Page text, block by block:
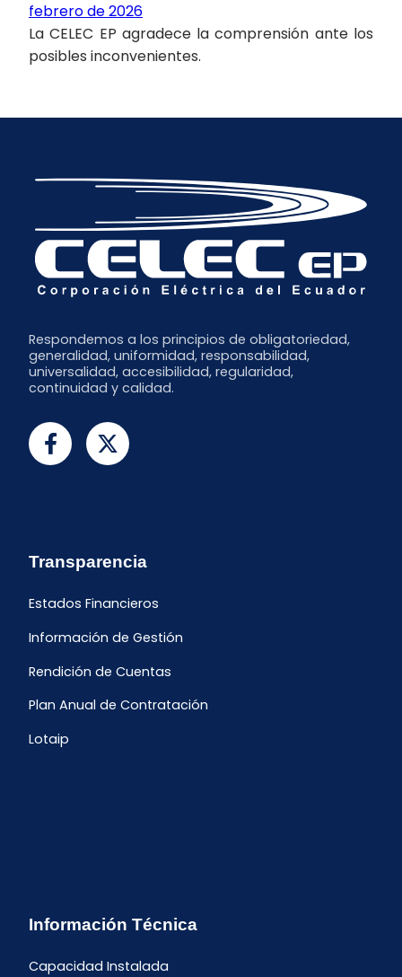
febrero de 2026
La CELEC EP agradece la comprensión ante los
posibles inconvenientes.
Respondemos a los principios de obligatoriedad,
generalidad, uniformidad, responsabilidad,
universalidad, accesibilidad, regularidad,
continuidad y calidad.
Transparencia
Estados Financieros
Información de Gestión
Rendición de Cuentas
Plan Anual de Contratación
Lotaip
Información Técnica
Capacidad Instalada